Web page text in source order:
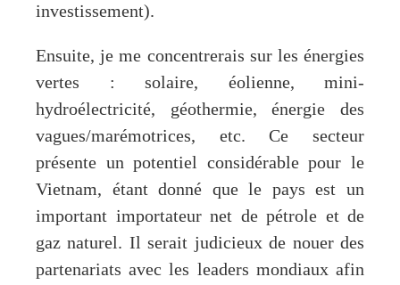
investissement).
Ensuite, je me concentrerais sur les énergies
vertes : solaire, éolienne, mini-
hydroélectricité, géothermie, énergie des
vagues/marémotrices, etc. Ce secteur
présente un potentiel considérable pour le
Vietnam, étant donné que le pays est un
important importateur net de pétrole et de
gaz naturel. Il serait judicieux de nouer des
partenariats avec les leaders mondiaux afin